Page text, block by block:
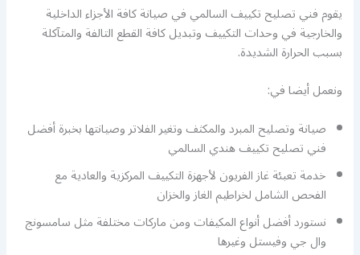
يقوم فني تصليح تكييف السالمي في صيانة كافة الأجزاء الداخلية
والخارجية في وحدات التكييف وتبديل كافة القطع التالفة والمتآكلة
بسبب الحرارة الشديدة.
ونعمل أيضا في:
صيانة وتصليح المبرد والمكثف وتغير الفلاتر وصيانتها بخبرة أفضل
فني تصليح تكييف هندي السالمي
خدمة تعبئة غاز الفريون لأجهزة التكييف المركزية والعادية مع
الفحص الشامل لخراطيم الغاز والخزان
نستورد أفضل أنواع المكيفات ومن ماركات مختلفة مثل سامسونج
وال جي وفيستل وغيرها